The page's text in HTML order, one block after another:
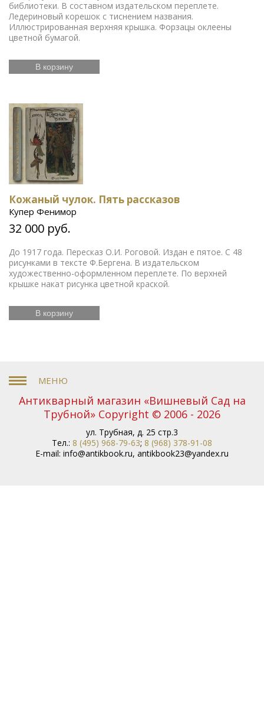
библиотеки. В составном издательском переплете.
Ледериновый корешок с тиснением названия.
Иллюстрированная верхняя крышка. Форзацы оклеены
цветной бумагой.
В корзину
Кожаный чулок. Пять рассказов
Купер Фенимор
32 000 руб.
До 1917 года. Пересказ О.И. Роговой. Издан е пятое. С 48
рисунками в тексте Ф.Бергена. В издательском
художественно-оформленном переплете. По верхней
крышке накат рисунка цветной краской.
В корзину
Антикварный магазин «Вишневый Сад на
Трубной» Copyright © 2006 - 2026
ул. Трубная, д. 25 стр.3
Тел.: 8 (495) 968-79-63; 8 (968) 378-91-08
E-mail: info@antikbook.ru, antikbook23@yandex.ru